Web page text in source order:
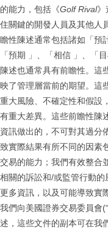
的能力，包括《Golf Rival》
住關鍵的開發人員及其他人
瞻性陳述通常包括諸如「預
「預期 」、「相信 」、「
陳述也通常具有前瞻性。這
映了管理層當前的期望。這
重大風險、不確定性和假設
有重大差異。這些前瞻性陳
資訊做出的，不可對其過分
致實際結果有所不同的因素
交易的能力；我們有效整合
相關的訴訟和/或監管行動
更多資訊，以及可能導致實
我們向美國證券交易委員會
述，這些文件的副本可在我